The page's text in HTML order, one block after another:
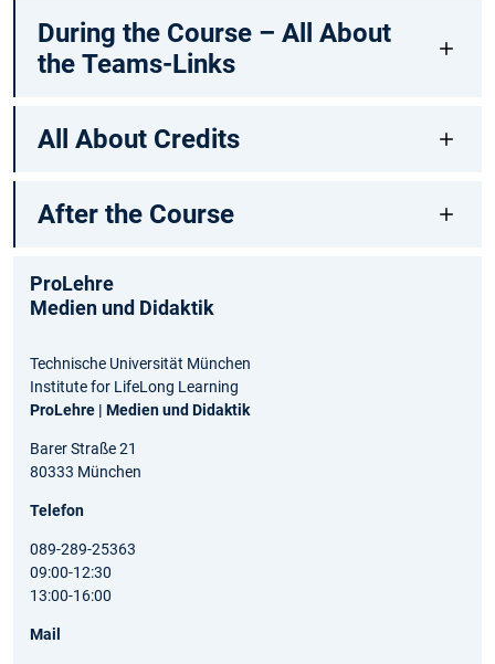
During the Course – All About
the Teams-Links
All About Credits
After the Course
ProLehre
Medien und Didaktik
Technische Universität München
Institute for LifeLong Learning
ProLehre | Medien und Didaktik
Barer Straße 21
80333 München
Telefon
089-289-25363
09:00-12:30
13:00-16:00
Mail